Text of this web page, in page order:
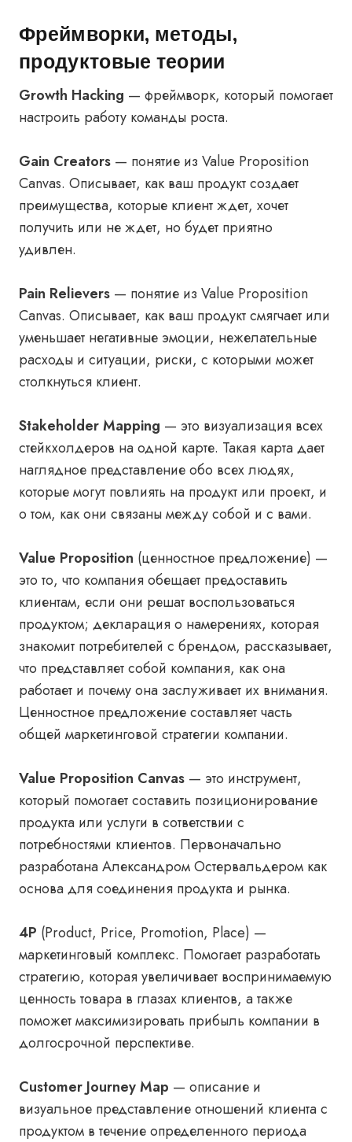
Фреймворки, методы,
продуктовые теории
Growth Hacking — фреймворк, который помогает
настроить работу команды роста.
Gain Creators — понятие из Value Proposition
Canvas. Описывает, как ваш продукт создает
преимущества, которые клиент ждет, хочет
получить или не ждет, но будет приятно
удивлен.
Pain Relievers — понятие из Value Proposition
Canvas. Описывает, как ваш продукт смягчает или
уменьшает негативные эмоции, нежелательные
расходы и ситуации, риски, с которыми может
столкнуться клиент.
Stakeholder Mapping — это визуализация всех
стейкхолдеров на одной карте. Такая карта дает
наглядное представление обо всех людях,
которые могут повлиять на продукт или проект, и
о том, как они связаны между собой и с вами.
Value Proposition (ценностное предложение) —
это то, что компания обещает предоставить
клиентам, если они решат воспользоваться
продуктом; декларация о намерениях, которая
знакомит потребителей с брендом, рассказывает,
что представляет собой компания, как она
работает и почему она заслуживает их внимания.
Ценностное предложение составляет часть
общей маркетинговой стратегии компании.
Value Proposition Canvas — это инструмент,
который помогает составить позиционирование
продукта или услуги в сответствии с
потребностями клиентов. Первоначально
разработана Александром Остервальдером как
основа для соединения продукта и рынка.
4P (Product, Price, Promotion, Place) —
маркетинговый комплекс. Помогает разработать
стратегию, которая увеличивает воспринимаемую
ценность товара в глазах клиентов, а также
поможет максимизировать прибыль компании в
долгосрочной перспективе.
Customer Journey Map — описание и
визуальное представление отношений клиента с
продуктом в течение определенного периода